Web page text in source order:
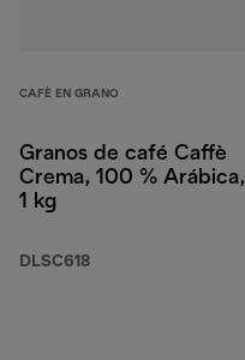
CAFÈ EN GRANO
Granos de café Caffè
Crema, 100 % Arábica,
1 kg
DLSC618